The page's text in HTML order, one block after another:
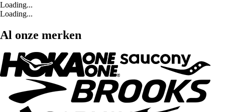
Loading...
Loading...
Al onze merken